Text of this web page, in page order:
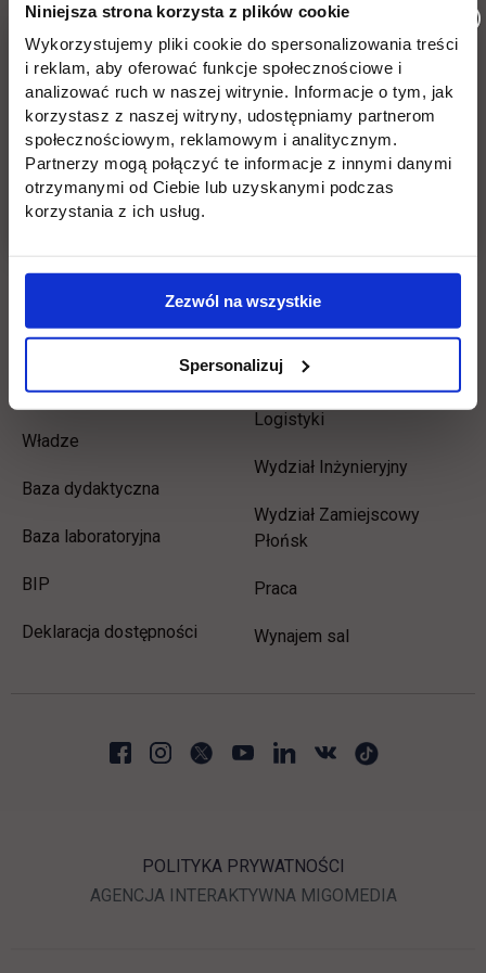
Niniejsza strona korzysta z plików cookie
Wykorzystujemy pliki cookie do spersonalizowania treści
i reklam, aby oferować funkcje społecznościowe i
analizować ruch w naszej witrynie. Informacje o tym, jak
korzystasz z naszej witryny, udostępniamy partnerom
społecznościowym, reklamowym i analitycznym.
Partnerzy mogą połączyć te informacje z innymi danymi
otrzymanymi od Ciebie lub uzyskanymi podczas
korzystania z ich usług.
Zezwól na wszystkie
Spersonalizuj
Pomiń
stopkę
Informacje w stopce
Edukacja
Licencjackie
Inżynierskie
Magisterskie
Podyplomowe
Płońsk
Student
Wirtualna uczelnia
Dziekanat
Biblioteka
Opłaty
Uczelnia
Misja
Władze
Baza dydaktyczna
Baza laboratoryjna
BIP link otwiera się w nowej karcie
Deklaracja dostępności
Kontakt
Wydział Zarządzania i
Logistyki
Wydział Inżynieryjny
Wydział Zamiejscowy
Płońsk
Praca
Wynajem sal
POLITYKA PRYWATNOŚCI
AGENCJA INTERAKTYWNALINK OTWIERA SIĘ W
MIGOMEDIALINK